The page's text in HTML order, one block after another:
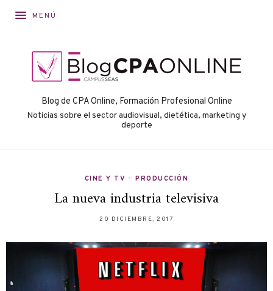
MENÚ
Blog de CPA Online, Formación Profesional Online
Noticias sobre el sector audiovisual, dietética, marketing y
deporte
CINE Y TV • PRODUCCIÓN
La nueva industria televisiva
20 DICIEMBRE, 2017